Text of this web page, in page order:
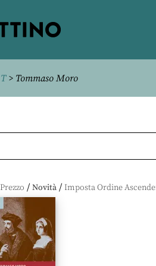
T> Tommaso Moro
Prezzo / Novità /